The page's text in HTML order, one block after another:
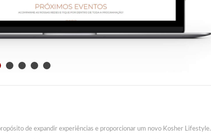
de expandir experiências e proporcionar um novo Kosher Lifestyle.